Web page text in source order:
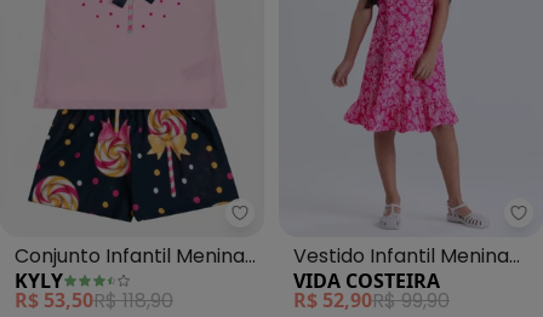
Kyly - Conjunto Infantil Menina
Conjunto Infantil Menina
Pirulito (Rosa)
KYLY
R$ 53,50R$ 118,90
Vestido Infantil Menina
Estampa Babados (Rosa)
VIDA COSTEIRA
R$ 52,90R$ 99,90